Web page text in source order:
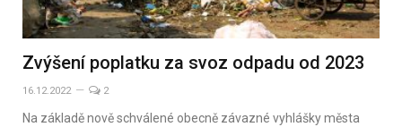
Zvýšení poplatku za svoz odpadu od 2023
16.12.2022 2
Na základě nově schválené obecně závazné vyhlášky města